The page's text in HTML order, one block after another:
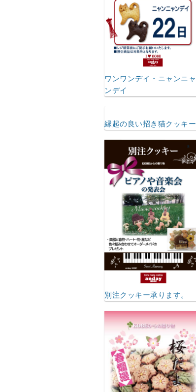
ワンワンデイ・ニャンニャ
ンデイ
縁起の良い招き猫クッキー
別注クッキー承ります。